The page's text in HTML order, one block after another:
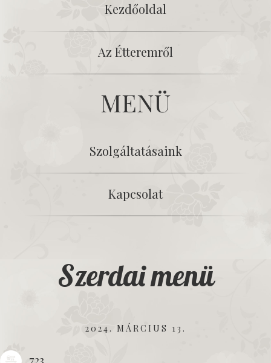
Kezdőoldal
Az Étteremről
MENÜ
Szolgáltatásaink
Kapcsolat
Szerdai menü
2024. MÁRCIUS 13.
723